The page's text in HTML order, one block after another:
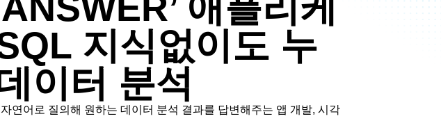
지식없이도 누
이터 분석
연어로 질의해 원하는 데이터 분석 결과를 답변해주는 앱 개발, 시각